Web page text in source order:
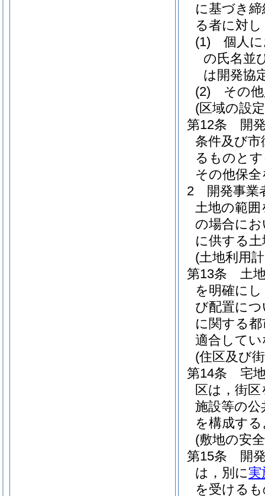
に基づき
る者に対
(1)
個人
の氏名並
は開発協
(2)
その
(区域の設
第12条
開
条件及び
るものと
その他保
2
開発事業
土地の範
の場合に
に供する
(土地利用
第13条
土
を明確に
び配置に
に関する
適合して
(住区及び
第14条
宅
区は，街
施設等の公
を構成す
(敷地の安
第15条
開
は，別に実
を受ける